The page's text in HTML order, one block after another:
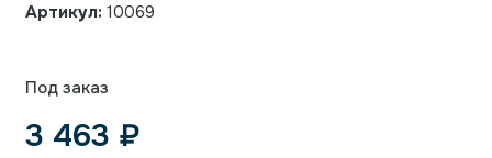
Артикул: 10069
Под заказ
3 463 ₽